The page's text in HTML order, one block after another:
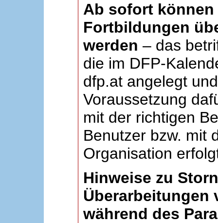
Ab sofort können
Fortbildungen
werden – das
die im DFP-
dfp.at angelegt
Voraussetzung
mit der richtigen
Benutzer bzw. mit
Organisation
Hinweise zu
Überarbeitungen
während des